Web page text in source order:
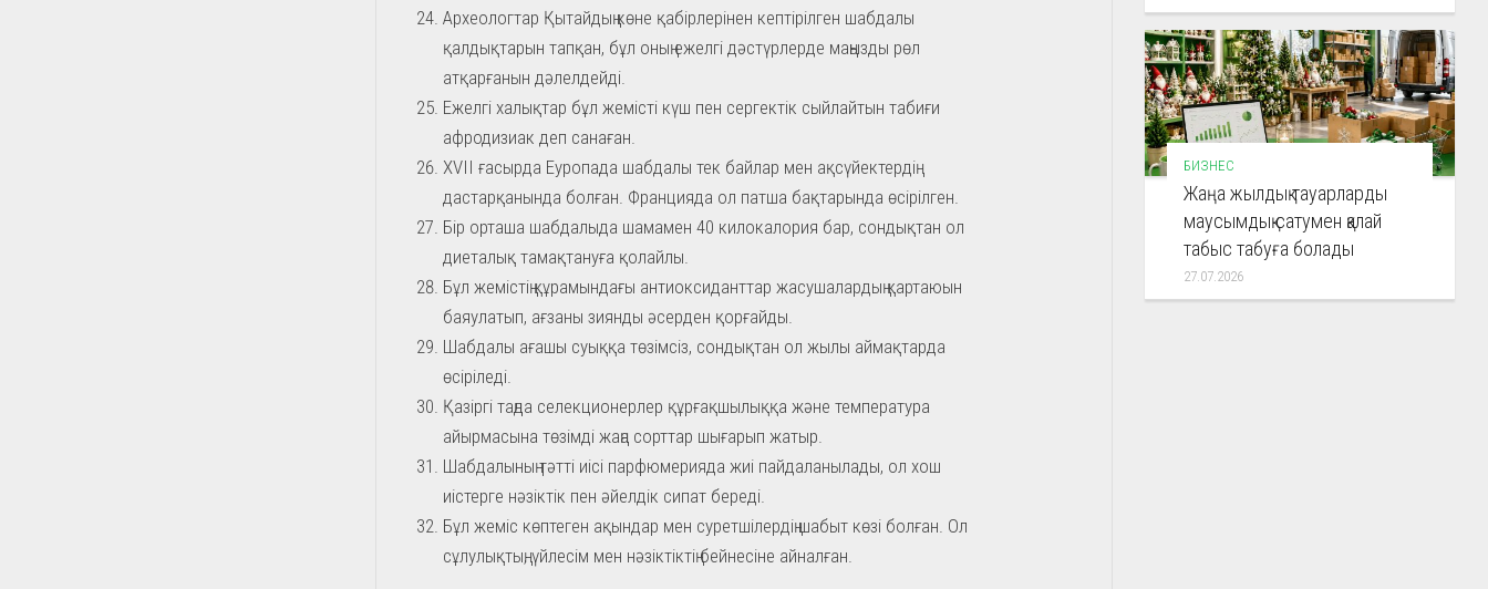
Археологтар Қытайдың көне қабірлерінен кептірілген шабдалы
қалдықтарын тапқан, бұл оның ежелгі дәстүрлерде маңызды рөл
атқарғанын дәлелдейді.
Ежелгі халықтар бұл жемісті күш пен сергектік сыйлайтын табиғи
афродизиак деп санаған.
XVII ғасырда Еуропада шабдалы тек байлар мен ақсүйектердің
дастарқанында болған. Францияда ол патша бақтарында өсірілген.
Бір орташа шабдалыда шамамен 40 килокалория бар, сондықтан ол
диеталық тамақтануға қолайлы.
Бұл жемістің құрамындағы антиоксиданттар жасушалардың қартаюын
баяулатып, ағзаны зиянды әсерден қорғайды.
Шабдалы ағашы суыққа төзімсіз, сондықтан ол жылы аймақтарда
өсіріледі.
Қазіргі таңда селекционерлер құрғақшылыққа және температура
айырмасына төзімді жаңа сорттар шығарып жатыр.
Шабдалының тәтті иісі парфюмерияда жиі пайдаланылады, ол хош
иістерге нәзіктік пен әйелдік сипат береді.
Бұл жеміс көптеген ақындар мен суретшілердің шабыт көзі болған. Ол
сұлулықтың, үйлесім мен нәзіктіктің бейнесіне айналған.
БИЗНЕС
Жаңа жылдық тауарларды
маусымдық сатумен қалай
табыс табуға болады
27.07.2026